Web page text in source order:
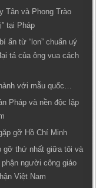
Tân và Phong Trào
tại Pháp
ẩn từ “lon” chuẩn uý
tá của ông vua cách
với mẫu quốc…
Pháp và nền độc lập
gỡ Hồ Chí Minh
gỡ thứ nhất giữa tôi và
người công giáo
Việt Nam